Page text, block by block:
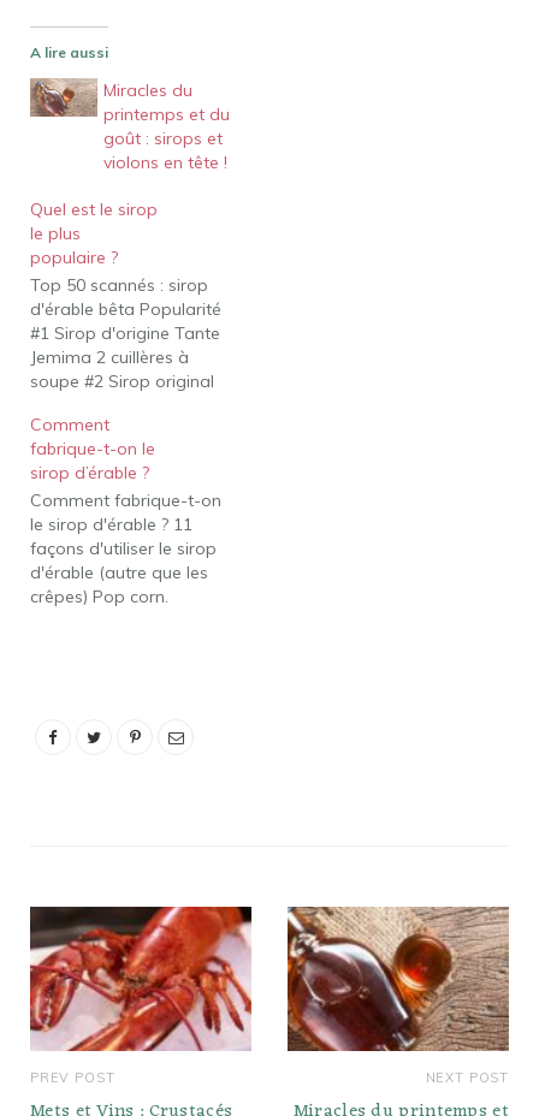
A lire aussi
Miracles du
printemps et du
goût : sirops et
violons en tête !
Quel est le sirop
le plus
populaire ?
Top 50 scannés : sirop
d'érable bêta Popularité
#1 Sirop d'origine Tante
Jemima 2 cuillères à
soupe #2 Sirop original
cuillères à soupe #3 Log
Cabin Sirop Original 2
cuillères à soupe #4 Sirop
Lite, Original Aunt
Jemima 0,25 tasse Or,
Est-ce que Starbucks
utilise Torani ou…
Comment
fabrique-t-on le
sirop d’érable ?
Comment fabrique-t-on
le sirop d'érable ? 11
façons d'utiliser le sirop
d'érable (autre que les
crêpes) Pop corn.
fantastique à ces
PREV POST NEXT POST